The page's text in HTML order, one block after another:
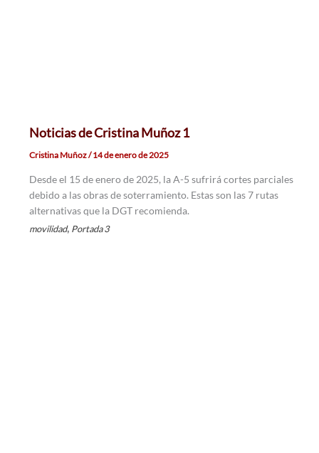
Noticias de Cristina Muñoz 1
Cristina Muñoz/14 de enero de 2025
Desde el 15 de enero de 2025, la A-5 sufrirá cortes parciales
debido a las obras de soterramiento. Estas son las 7 rutas
alternativas que la DGT recomienda.
movilidad, Portada 3